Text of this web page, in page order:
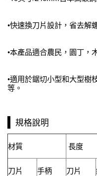
•快速換刀片設計，省去解
•本產品適合農民，園丁，
•適用於鋸切小型和大型樹
等。
規格說明
材質 長度
刀片
手柄 刀片